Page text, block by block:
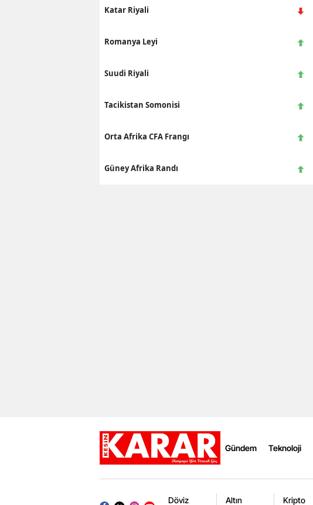
Katar Riyali
Romanya Leyi
Suudi Riyali
Tacikistan Somonisi
Orta Afrika CFA Frangı
Güney Afrika Randı
Gündem Teknoloji
Döviz Altın Kripto